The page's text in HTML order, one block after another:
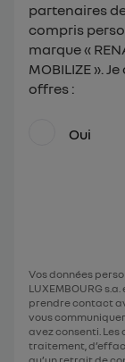
partenaires
compris
marque «
MOBILIZE ».
offres :
Oui
Vos données
LUXEMBOURG
prendre contact
vous
avez consenti.
traitement,